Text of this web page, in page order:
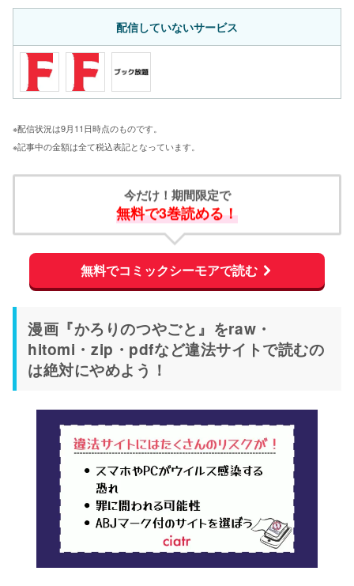
配信していないサービス
※配信状況は9月11日時点のものです。
※記事中の金額は全て税込表記となっています。
今だけ！期間限定で
無料で3巻読める！
無料でコミックシーモアで読む
漫画『かろりのつやごと』をraw・
hitomi・zip・pdfなど違法サイトで読むの
は絶対にやめよう！